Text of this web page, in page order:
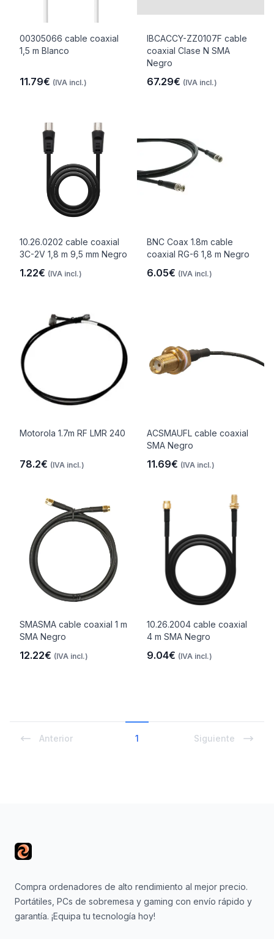
00305066 cable coaxial
1,5 m Blanco
11.79€ (IVA incl.)
IBCACCY-ZZ0107F cable
coaxial Clase N SMA
Negro
67.29€ (IVA incl.)
10.26.0202 cable coaxial
3C-2V 1,8 m 9,5 mm Negro
1.22€ (IVA incl.)
BNC Coax 1.8m cable
coaxial RG-6 1,8 m Negro
6.05€ (IVA incl.)
Motorola 1.7m RF LMR 240
78.2€ (IVA incl.)
ACSMAUFL cable coaxial
SMA Negro
11.69€ (IVA incl.)
SMASMA cable coaxial 1 m
SMA Negro
12.22€ (IVA incl.)
10.26.2004 cable coaxial
4 m SMA Negro
9.04€ (IVA incl.)
Anterior 1 Siguiente
Compra ordenadores de alto rendimiento al mejor precio.
Portátiles, PCs de sobremesa y gaming con envío rápido y
garantía. ¡Equipa tu tecnología hoy!